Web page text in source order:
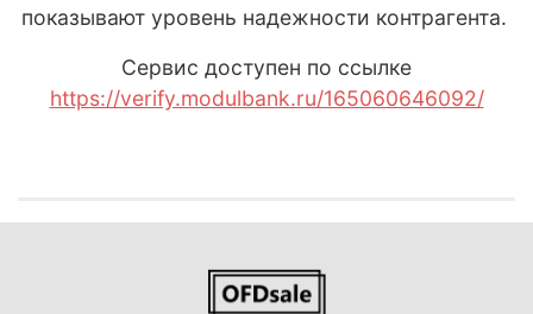
показывают уровень надежности контрагента.
Сервис доступен по ссылке
https://verify.modulbank.ru/165060646092/